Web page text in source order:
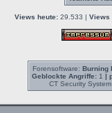
Views heute: 29.533 | Views
Forensoftware: Burning
Geblockte Angriffe:1 |
CT Security